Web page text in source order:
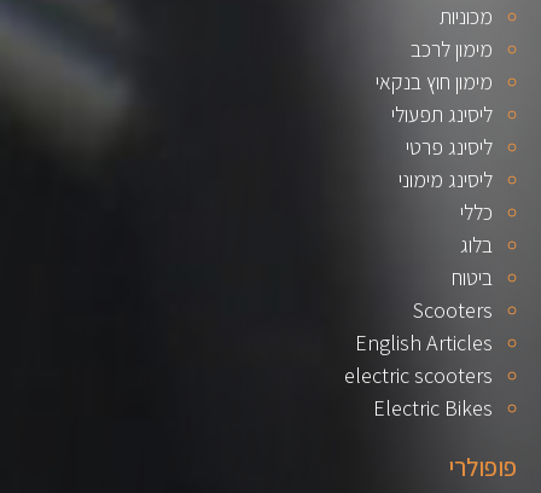
מכוניות
מימון לרכב
מימון חוץ בנקאי
ליסינג תפעולי
ליסינג פרטי
ליסינג מימוני
כללי
בלוג
ביטוח
Scooters
English Articles
electric scooters
Electric Bikes
פופולרי